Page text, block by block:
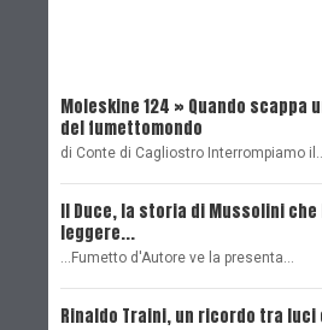
Moleskine 124 » Quando scappa
del fumettomondo
di Conte di Cagliostro Interrompiamo il…
Il Duce, la storia di Mussolini
leggere...
...Fumetto d'Autore ve la presenta…
Rinaldo Traini, un ricordo tra luci